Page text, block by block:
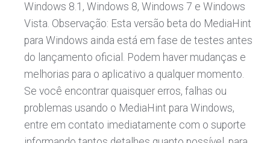
Windows 8.1, Windows 8, Windows 7 e Windows
Vista. Observação: Esta versão beta do MediaHint
para Windows ainda está em fase de testes antes
do lançamento oficial. Podem haver mudanças e
melhorias para o aplicativo a qualquer momento.
Se você encontrar quaisquer erros, falhas ou
problemas usando o MediaHint para Windows,
entre em contato imediatamente com o suporte